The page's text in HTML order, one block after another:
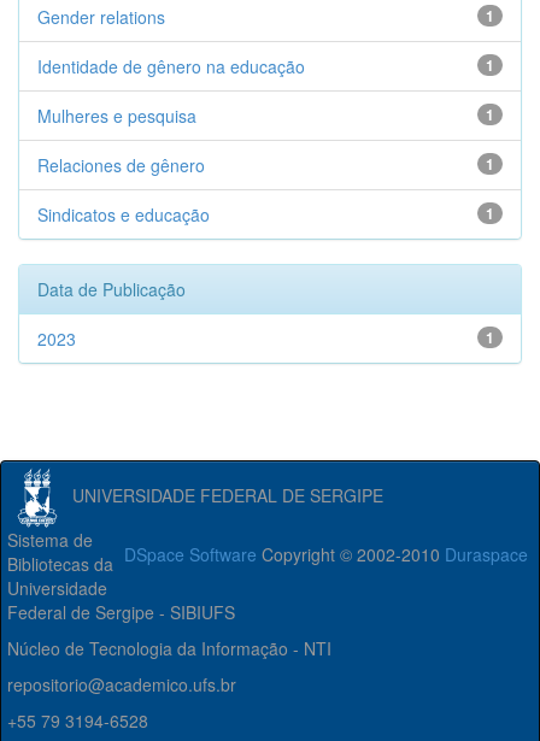
1
Gender relations
1
Identidade de gênero na educação
1
Mulheres e pesquisa
1
Relaciones de gênero
1
Sindicatos e educação
Data de Publicação
1
2023
UNIVERSIDADE FEDERAL DE SERGIPE
DSpace Software Copyright © 2002-2010 Duraspace
Sistema de
Bibliotecas da
Universidade
Federal de Sergipe - SIBIUFS
Núcleo de Tecnologia da Informação - NTI
repositorio@academico.ufs.br
+55 79 3194-6528